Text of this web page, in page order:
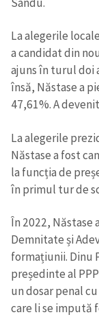
La alegerile
a candidat din
ajuns în turul doi
însă, Năstase a
47,61%. A
La alegerile
Năstase a fost
la funcția de
în primul tur de
În 2022, Năstase
Demnitate și
formațiunii. Dinu
președinte al
un dosar penal
care li se impută